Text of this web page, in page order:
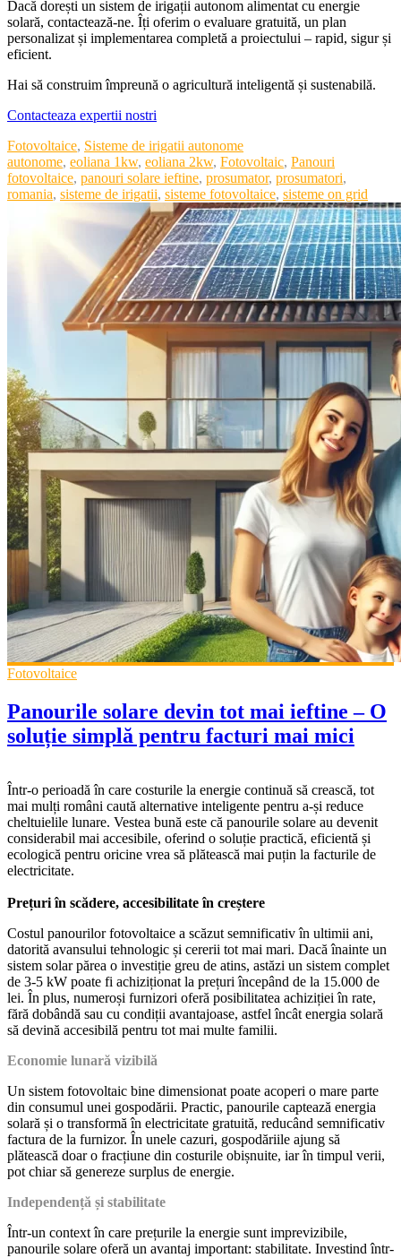
Dacă dorești un sistem de irigații autonom alimentat cu energie
solară, contactează-ne. Îți oferim o evaluare gratuită, un plan
personalizat și implementarea completă a proiectului – rapid, sigur și
eficient.
Hai să construim împreună o agricultură inteligentă și sustenabilă.
Contacteaza expertii nostri
Categories
Fotovoltaice, Sisteme de irigatii autonome
Tags
autonome, eoliana 1kw, eoliana 2kw, Fotovoltaic, Panouri
fotovoltaice, panouri solare ieftine, prosumator, prosumatori,
romania, sisteme de irigatii, sisteme fotovoltaice, sisteme on grid
Fotovoltaice
Panourile solare devin tot mai ieftine – O
soluție simplă pentru facturi mai mici
Într-o perioadă în care costurile la energie continuă să crească, tot
mai mulți români caută alternative inteligente pentru a-și reduce
cheltuielile lunare. Vestea bună este că panourile solare au devenit
considerabil mai accesibile, oferind o soluție practică, eficientă și
ecologică pentru oricine vrea să plătească mai puțin la facturile de
electricitate.
Prețuri în scădere, accesibilitate în creștere
Costul panourilor fotovoltaice a scăzut semnificativ în ultimii ani,
datorită avansului tehnologic și cererii tot mai mari. Dacă înainte un
sistem solar părea o investiție greu de atins, astăzi un sistem complet
de 3-5 kW poate fi achiziționat la prețuri începând de la 15.000 de
lei. În plus, numeroși furnizori oferă posibilitatea achiziției în rate,
fără dobândă sau cu condiții avantajoase, astfel încât energia solară
să devină accesibilă pentru tot mai multe familii.
Economie lunară vizibilă
Un sistem fotovoltaic bine dimensionat poate acoperi o mare parte
din consumul unei gospodării. Practic, panourile captează energia
solară și o transformă în electricitate gratuită, reducând semnificativ
factura de la furnizor. În unele cazuri, gospodăriile ajung să
plătească doar o fracțiune din costurile obișnuite, iar în timpul verii,
pot chiar să genereze surplus de energie.
Independență și stabilitate
Într-un context în care prețurile la energie sunt imprevizibile,
panourile solare oferă un avantaj important: stabilitate. Investind într-